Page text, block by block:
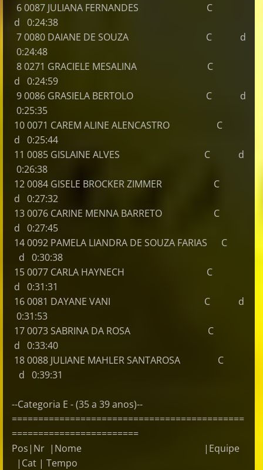
6 0087 JULIANA FERNANDES C
d 0:24:38
7 0080 DAIANE DE SOUZA C d
0:24:48
8 0271 GRACIELE MESALINA C
d 0:24:59
9 0086 GRASIELA BERTOLO C d
0:25:35
10 0071 CAREM ALINE ALENCASTRO C
d 0:25:44
11 0085 GISLAINE ALVES C d
0:26:38
12 0084 GISELE BROCKER ZIMMER C
d 0:27:32
13 0076 CARINE MENNA BARRETO C
d 0:27:45
14 0092 PAMELA LIANDRA DE SOUZA FARIAS C
d 0:30:38
15 0077 CARLA HAYNECH C
d 0:31:31
16 0081 DAYANE VANI C d
0:31:53
17 0073 SABRINA DA ROSA C
d 0:33:40
18 0088 JULIANE MAHLER SANTAROSA C
d 0:39:31
--Categoria E - (35 a 39 anos)--
============================================
========================
Pos|Nr |Nome |Equipe
|Cat | Tempo